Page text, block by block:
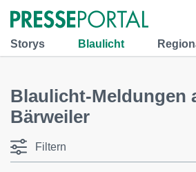
Storys Blaulicht
Blaulicht-Meldungen
Bärweiler
Filtern